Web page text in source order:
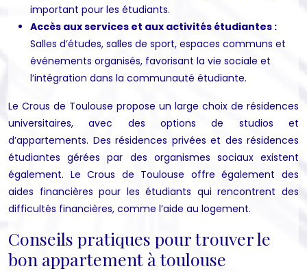
important pour les étudiants.
Accès aux services et aux activités étudiantes :
Salles d’études, salles de sport, espaces communs et
événements organisés, favorisant la vie sociale et
l’intégration dans la communauté étudiante.
Le Crous de Toulouse propose un large choix de résidences
universitaires, avec des options de studios et
d’appartements. Des résidences privées et des résidences
étudiantes gérées par des organismes sociaux existent
également. Le Crous de Toulouse offre également des
aides financières pour les étudiants qui rencontrent des
difficultés financières, comme l’aide au logement.
Conseils pratiques pour trouver le
bon appartement à toulouse